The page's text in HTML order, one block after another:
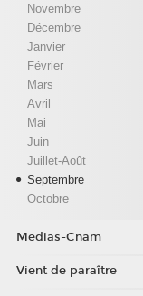
Novembre
Décembre
Janvier
Février
Mars
Avril
Mai
Juin
Juillet-Août
Septembre
Octobre
Medias-Cnam
Vient de paraître